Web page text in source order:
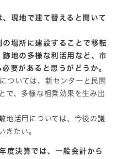
、現地で建て替えると聞いて
場所に建設することで移転
地の多様な利活用など、市
要があると思うがどうか。
ついては、新センターと民間
で、多様な相乗効果を生み出
地活用については、今後の議
きたい。
度決算では、一般会計から